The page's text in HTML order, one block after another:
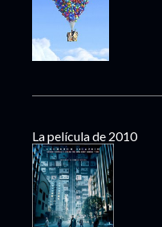
La película de 2010